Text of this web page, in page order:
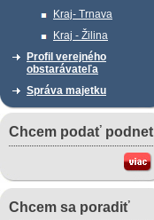
Kraj- Trnava
Kraj - Žilina
Profil verejného
obstarávateľa
Správa majetku
Chcem podať podnet
Chcem sa poradiť